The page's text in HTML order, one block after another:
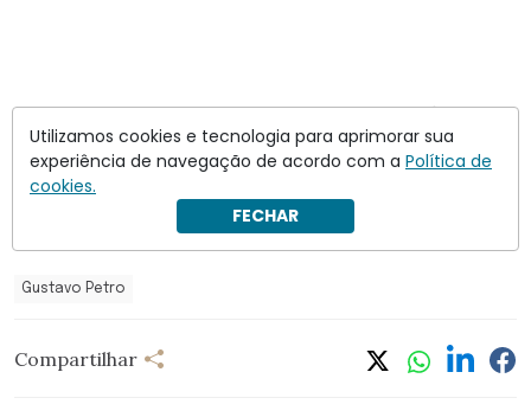
Diante das críticas, o presidente colombiano fixou esse
post em seu perfil no X e reforçou a mensagem:…
Siga a leitura Crusoé. Assine e apoie o jornalismo
Gustavo Petro
Compartilhar
Utilizamos cookies e tecnologia para aprimorar sua
experiência de navegação de acordo com a Política de
cookies.
FECHAR